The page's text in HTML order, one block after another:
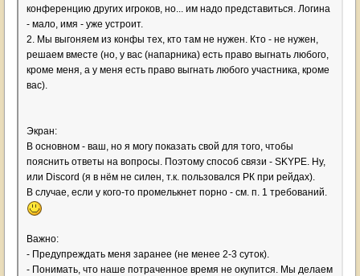
конференцию других игроков, но... им надо представиться. Логина
- мало, имя - уже устроит.
2. Мы выгоняем из конфы тех, кто там не нужен. Кто - не нужен,
решаем вместе (но, у вас (напарника) есть право выгнать любого,
кроме меня, а у меня есть право выгнать любого участника, кроме
вас).
Экран:
В основном - ваш, но я могу показать свой для того, чтобы
пояснить ответы на вопросы. Поэтому способ связи - SKYPE. Ну,
или Discord (я в нём не силен, т.к. пользовался РК при рейдах).
В случае, если у кого-то промелькнет порно - см. п. 1 требований.
Важно:
- Предупреждать меня заранее (не менее 2-3 суток).
- Понимать, что наше потраченное время не окупится. Мы делаем